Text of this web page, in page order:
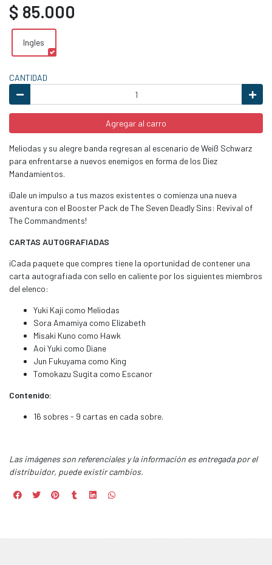
$ 85.000
Ingles
CANTIDAD
Agregar al carro
Meliodas y su alegre banda regresan al escenario de Weiß Schwarz
para enfrentarse a nuevos enemigos en forma de los Diez
Mandamientos.
¡Dale un impulso a tus mazos existentes o comienza una nueva
aventura con el Booster Pack de The Seven Deadly Sins: Revival of
The Commandments!
CARTAS AUTOGRAFIADAS
¡Cada paquete que compres tiene la oportunidad de contener una
carta autografiada con sello en caliente por los siguientes miembros
del elenco:
Yuki Kaji como Meliodas
Sora Amamiya como Elizabeth
Misaki Kuno como Hawk
Aoi Yuki como Diane
Jun Fukuyama como King
Tomokazu Sugita como Escanor
Contenido:
16 sobres - 9 cartas en cada sobre.
Las imágenes son referenciales y la información es entregada por el
distribuidor, puede existir cambios.